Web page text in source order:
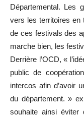
Départemental. Les
vers les territoires en
de ces festivals des
marche bien, les
Derrière l’OCD, «
public de
intercos afin d’avoir
du département. »
souhaite ainsi éviter